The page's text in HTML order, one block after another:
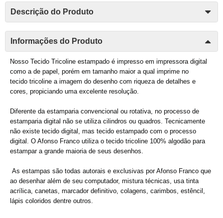
Descrição do Produto
Informações do Produto
Nosso Tecido Tricoline estampado é impresso em impressora digital
como a de papel, porém em tamanho maior a qual imprime no
tecido tricoline a imagem do desenho com riqueza de detalhes e
cores, propiciando uma excelente resolução.
Diferente da estamparia convencional ou rotativa, no processo de
estamparia digital não se utiliza cilindros ou quadros. Tecnicamente
não existe tecido digital, mas tecido estampado com o processo
digital. O Afonso Franco utiliza o tecido tricoline 100% algodão para
estampar a grande maioria de seus desenhos.
As estampas são todas autorais e exclusivas por Afonso Franco que
ao desenhar além de seu computador, mistura técnicas, usa tinta
acrílica, canetas, marcador definitivo, colagens, carimbos, estêncil,
lápis coloridos dentre outros.